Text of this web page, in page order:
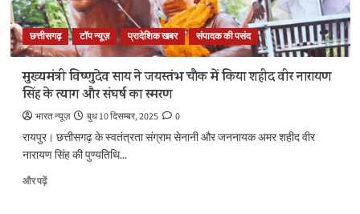
युवाओं
को
मिला
वैश्विक
मंच
के
बारे
में
पढ़ें
छत्तीसगढ़ टॉप न्यूज़ प्रादेशिक खबर संपादक की पसंद
मुख्यमंत्री विष्णुदेव साय ने जयस्तंभ चौक में किया शहीद वीर नारायण
सिंह के त्याग और संघर्ष का स्मरण
भारत न्यूज़ बुध 10 दिसम्बर, 2025
0
रायपुर। छत्तीसगढ़ के स्वतंत्रता संग्राम सेनानी और जननायक अमर शहीद वीर
नारायण सिंह की पुण्यतिथि...
और पढ़ेंमुख्यमंत्री